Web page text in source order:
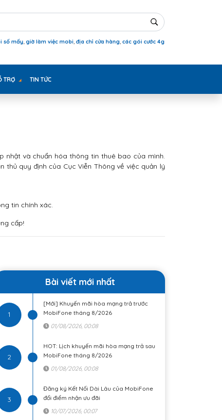
số mấy, giờ làm việc mobi, địa chỉ cửa hàng, các gói cước 4g
TRỢ TIN TỨC
nhật và chuẩn hóa thông tin thuê bao của mình.
quy định của Cục Viễn Thông về việc quản lý
tin chính xác.
cấp!
Bài viết mới nhất
1
[Mới] Khuyến mãi hòa mạng trả trước
MobiFone tháng 8/2026
01/08/2026, 00:08
2
HOT: Lịch khuyến mãi hòa mạng trả sau
MobiFone tháng 8/2026
01/08/2026, 00:08
3
Đăng ký Kết Nối Dài Lâu của MobiFone
đổi điểm nhận ưu đãi
10/07/2026, 00:07